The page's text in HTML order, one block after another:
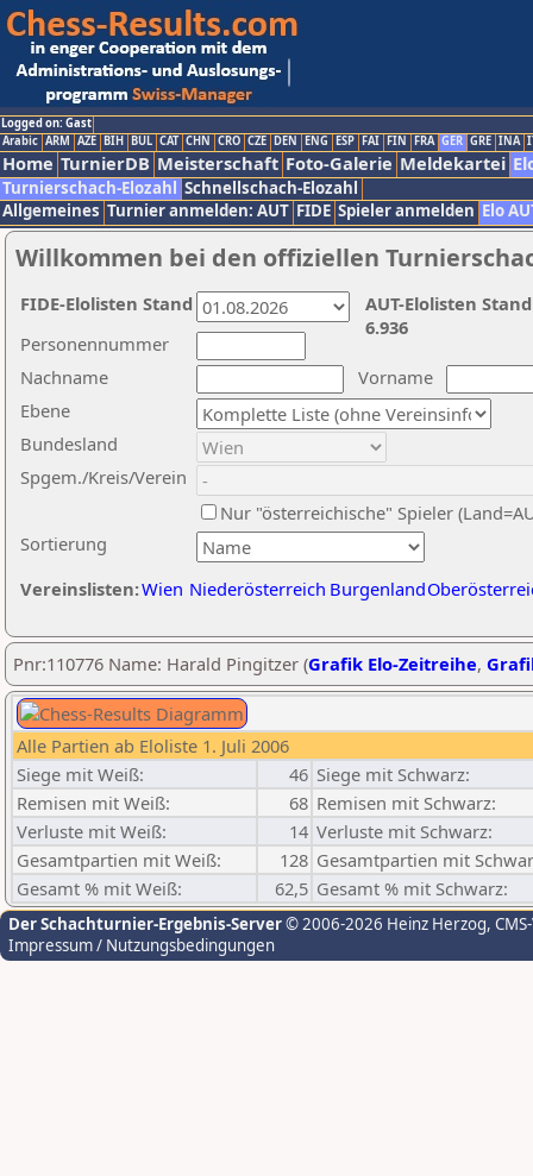
Logged on: Gast
Arabic ARM AZE BIH BUL CAT CHN CRO CZE DEN ENG ESP FAI FIN FRA GER GRE INA
Home TurnierDB Meisterschaft Foto-Galerie Meldekartei
Turnierschach-Elozahl Schnellschach-Elozahl
Allgemeines Turnier anmelden: AUT FIDE Spieler anmelden Elo
Willkommen bei den offiziellen
Nachname
Vorname
Ebene
Sortierung
Personennummer
Bundesland
Spgem./Kreis/Verein
Nur "österreichische" Spieler
Vereinslisten:Wien Niederösterreich Burgenland
AUT-Elolisten
6.936
FIDE-Elolisten Stand
Pnr:110776 Name: Harald Pingitzer (Grafik Elo-Zeitreihe,
Alle Partien ab Eloliste 1. Juli 2006
Siege mit Weiß:
46 Siege mit Schwarz:
Remisen mit Weiß:
68 Remisen mit Schwarz:
Verluste mit Weiß:
14 Verluste mit Schwarz:
Gesamtpartien mit Weiß:
128 Gesamtpartien mit
Gesamt % mit Weiß:
62,5 Gesamt % mit Schwarz:
Der Schachturnier-Ergebnis-Server© 2006-2026 Heinz Herzog,
Impressum / Nutzungsbedingungen